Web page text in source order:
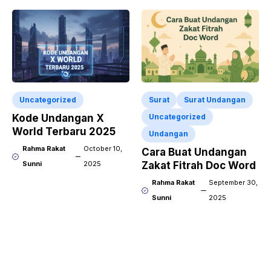
Uncategorized
Kode Undangan X
World Terbaru 2025
Rahma Rakat
Sunni
October 10,
2025
Surat
Surat Undangan
Uncategorized
Undangan
Cara Buat Undangan
Zakat Fitrah Doc Word
Rahma Rakat
Sunni
September 30,
2025